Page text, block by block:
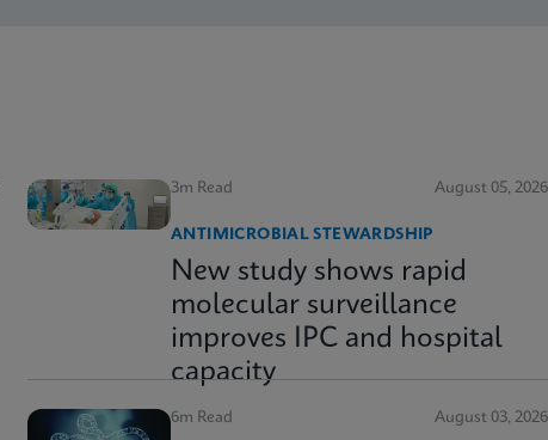
3m Read August 05, 2026
ANTIMICROBIAL STEWARDSHIP
New study shows rapid
molecular surveillance
improves IPC and hospital
capacity
6m Read August 03, 2026